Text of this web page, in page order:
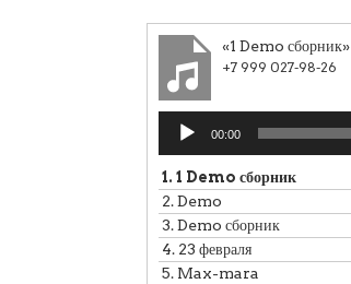
«1 Demo сборник»
+7 999 027-98-26
Аудиоплеер
00:00
1.1 Demo сборник
2.Demo
3.Demo сборник
4. 23 февраля
5. Max-mara